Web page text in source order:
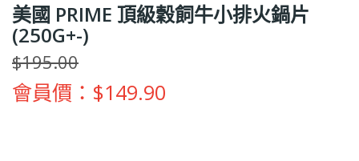
美國 PRIME 頂級穀飼牛小排火鍋片
(250G+-)
$195.00
會員價：$149.90